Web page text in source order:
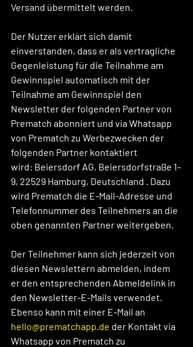
Versand übermittelt werden.
Der Nutzer erklärt sich damit
einverstanden, dass er als vertragliche
Gegenleistung für die Teilnahme am
Gewinnspiel automatisch mit der
Teilnahme am Gewinnspiel den
Newsletter der folgenden Partner von
Prematch abonniert und via Whatsapp
von Prematch zu Werbezwecken der
folgenden Partner kontaktiert
wird: Beiersdorf AG, Beiersdorfstraße 1-
9, 22529 Hamburg, Deutschland . Dazu
wird Prematch die E-Mail-Adresse und
Telefonnummer des Teilnehmers an die
oben genannten Partner weitergeben.
Der Teilnehmer kann sich jederzeit von
diesen Newslettern abmelden, indem
er den entsprechenden Abmeldelink in
den Newsletter-E-Mails verwendet.
Ebenso kann mit einer E-Mail an
hello@prematchapp.de der Kontakt via
Whatsapp von Prematch zu